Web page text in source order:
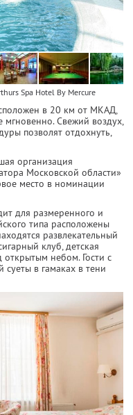
Spa Hotel By Mercure
в 20 км от МКАД,
Свежий воздух,
позволят отдохнуть,
организация
Московской области»
место в номинации
для размеренного и
типа расположены
развлекательный
клуб, детская
небом. Гости с
в гамаках в тени